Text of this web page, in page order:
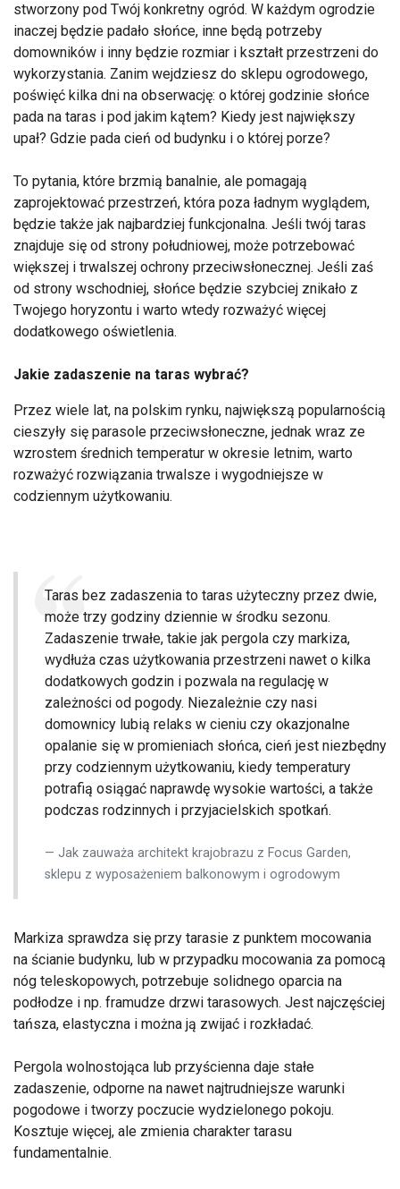
stworzony pod Twój konkretny ogród. W każdym ogrodzie
inaczej będzie padało słońce, inne będą potrzeby
domowników i inny będzie rozmiar i kształt przestrzeni do
wykorzystania. Zanim wejdziesz do sklepu ogrodowego,
poświęć kilka dni na obserwację: o której godzinie słońce
pada na taras i pod jakim kątem? Kiedy jest największy
upał? Gdzie pada cień od budynku i o której porze?
To pytania, które brzmią banalnie, ale pomagają
zaprojektować przestrzeń, która poza ładnym wyglądem,
będzie także jak najbardziej funkcjonalna. Jeśli twój taras
znajduje się od strony południowej, może potrzebować
większej i trwalszej ochrony przeciwsłonecznej. Jeśli zaś
od strony wschodniej, słońce będzie szybciej znikało z
Twojego horyzontu i warto wtedy rozważyć więcej
dodatkowego oświetlenia.
Jakie zadaszenie na taras wybrać?
Przez wiele lat, na polskim rynku, największą popularnością
cieszyły się parasole przeciwsłoneczne, jednak wraz ze
wzrostem średnich temperatur w okresie letnim, warto
rozważyć rozwiązania trwalsze i wygodniejsze w
codziennym użytkowaniu.
Taras bez zadaszenia to taras użyteczny przez dwie,
może trzy godziny dziennie w środku sezonu.
Zadaszenie trwałe, takie jak pergola czy markiza,
wydłuża czas użytkowania przestrzeni nawet o kilka
dodatkowych godzin i pozwala na regulację w
zależności od pogody. Niezależnie czy nasi
domownicy lubią relaks w cieniu czy okazjonalne
opalanie się w promieniach słońca, cień jest niezbędny
przy codziennym użytkowaniu, kiedy temperatury
potrafią osiągać naprawdę wysokie wartości, a także
podczas rodzinnych i przyjacielskich spotkań.
Jak zauważa architekt krajobrazu z Focus Garden,
sklepu z wyposażeniem balkonowym i ogrodowym
Markiza sprawdza się przy tarasie z punktem mocowania
na ścianie budynku, lub w przypadku mocowania za pomocą
nóg teleskopowych, potrzebuje solidnego oparcia na
podłodze i np. framudze drzwi tarasowych. Jest najczęściej
tańsza, elastyczna i można ją zwijać i rozkładać.
Pergola wolnostojąca lub przyścienna daje stałe
zadaszenie, odporne na nawet najtrudniejsze warunki
pogodowe i tworzy poczucie wydzielonego pokoju.
Kosztuje więcej, ale zmienia charakter tarasu
fundamentalnie.